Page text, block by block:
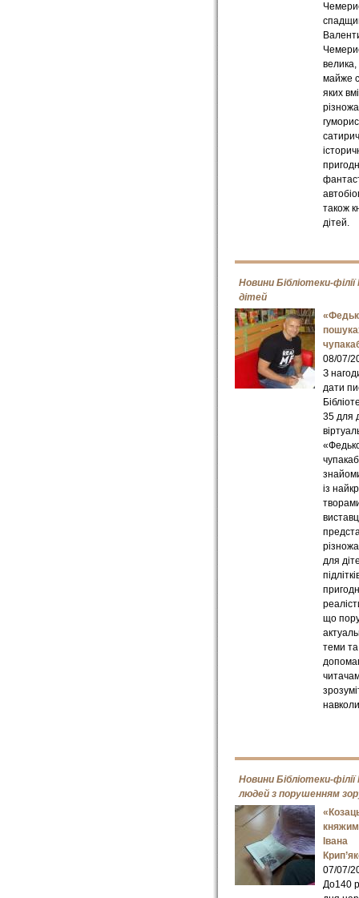
велика,
майже
яких
також
дітей.
Новини Бібліотеки-
дітей
08/07/
З
дати
35 для
із
для
що
теми та
Новини Бібліотеки-
людей з порушенням
Івана
07/07/
До140